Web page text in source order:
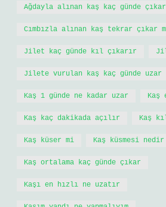
Ağdayla alınan kaş kaç günde çıkar
Cımbızla alınan kaş tekrar çıkar
Jilet kaç günde kıl çıkarır
Jilete vurulan kaş kaç günde uzar
Kaş 1 günde ne kadar uzar Kaş
Kaş kaç dakikada açılır Kaş
Kaş küser mi Kaş küsmesi nedir
Kaş ortalama kaç günde çıkar
Kaşı en hızlı ne uzatır